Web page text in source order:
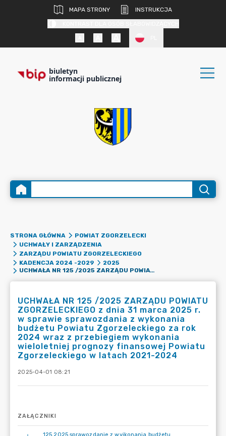
MAPA STRONY
INSTRUKCJA
biuletyn
informacji publicznej
STRONA GŁÓWNA
POWIAT ZGORZELECKI
UCHWAŁY I ZARZĄDZENIA
ZARZĄDU POWIATU ZGORZELECKIEGO
KADENCJA 2024 -2029
2025
UCHWAŁA NR 125 /2025 ZARZĄDU POWIATU ZGORZELECKIEGO Z DNIA 31 MARCA 2025 R. W SPRAWIE SPRAWOZDANIA Z WYKONANIA BUDŻETU POWIATU ZGORZELECKIEGO ZA ROK 2024 WRAZ Z PRZEBIEGIEM WYKONANIA WIELOLETNIEJ PROGNOZY FINANSOWEJ POWIATU ZGORZELECKIEGO W LATACH 2021-2024
UCHWAŁA NR 125 /2025 ZARZĄDU POWIATU
ZGORZELECKIEGO z dnia 31 marca 2025 r.
w sprawie sprawozdania z wykonania
budżetu Powiatu Zgorzeleckiego za rok
2024 wraz z przebiegiem wykonania
wieloletniej prognozy finansowej Powiatu
Zgorzeleckiego w latach 2021-2024
2025-04-01 08:21
ZAŁĄCZNIKI